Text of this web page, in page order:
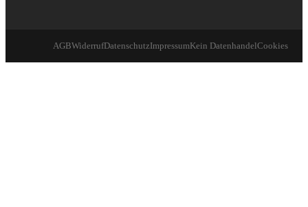
AGBWiderrufDatenschutzImpressumKein DatenhandelCookies